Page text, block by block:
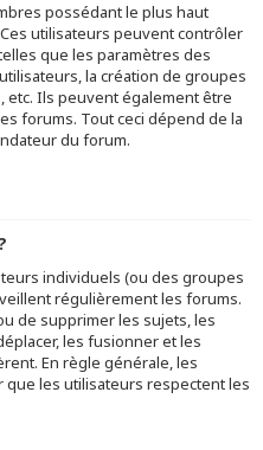
possédant le plus haut
utilisateurs peuvent contrôler
que les paramètres des
la création de groupes
etc. Ils peuvent également être
forums. Tout ceci dépend de la
du forum.
individuels (ou des groupes
régulièrement les forums.
de supprimer les sujets, les
les fusionner et les
En règle générale, les
les utilisateurs respectent les